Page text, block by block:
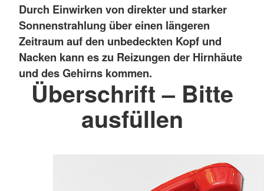
Durch Einwirken von direkter und starker
Sonnenstrahlung über einen längeren
Zeitraum auf den unbedeckten Kopf und
Nacken kann es zu Reizungen der Hirnhäute
und des Gehirns kommen.
Überschrift – Bitte
ausfüllen